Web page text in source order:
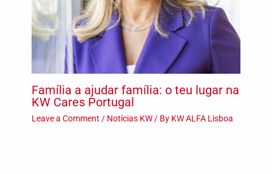
Família a ajudar família: o teu lugar na
KW Cares Portugal
Leave a Comment / Notícias KW/ By KW ALFA Lisboa